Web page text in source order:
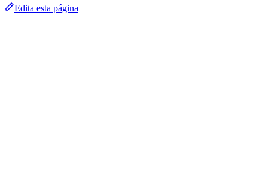
Edita esta página